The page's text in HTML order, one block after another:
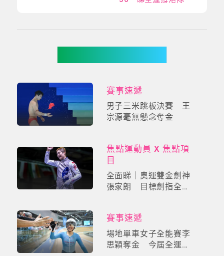
賽事速遞
男子三米跳板決賽 王
宗源毫無懸念奪金
焦點運動員 X 焦點項
目
全面睇｜奧運雙金劍神
張家朗 目標劍指全運
賽事速遞
場地單車女子全能賽李
思穎奪金 今屆全運個